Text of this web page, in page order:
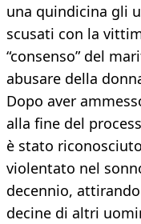
una quindicina gli
scusati con la
“consenso” del
abusare della
Dopo aver
alla fine del
è stato
violentato nel
decennio,
decine di altri